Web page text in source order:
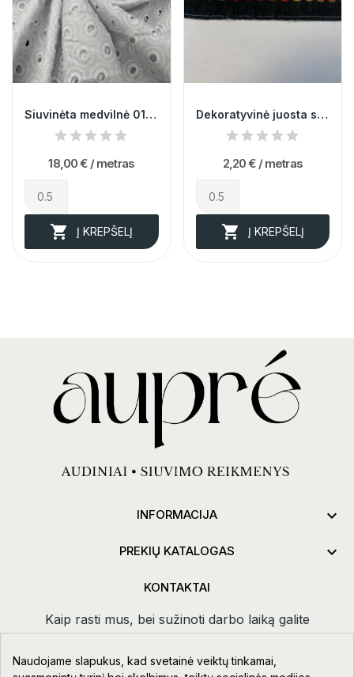
Siuvinėta medvilnė 012511
18,00 € / metras
 Į KREPŠELĮ
Dekoratyvinė juosta su kutais 2,5cm 007739
2,20 € / metras
 Į KREPŠELĮ
INFORMACIJA 
PREKIŲ KATALOGAS 
KONTAKTAI
Kaip rasti mus, bei sužinoti darbo laiką galite
paspauduskontaktai.
Taikos pr. 111-109, Klaipėda
Naudojame slapukus, kad svetainė veiktų tinkamai,